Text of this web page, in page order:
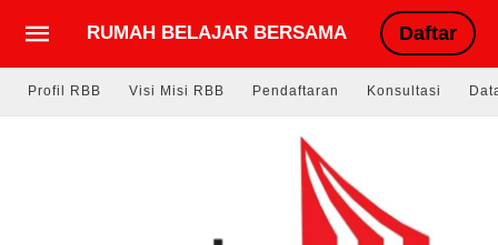
RUMAH BELAJAR BERSAMA Daftar
Profil RBB Visi Misi RBB Pendaftaran Konsultasi